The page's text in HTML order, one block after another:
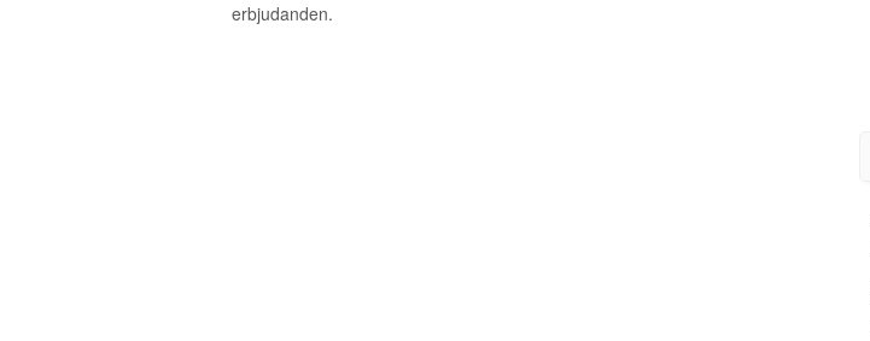
erbjudanden.